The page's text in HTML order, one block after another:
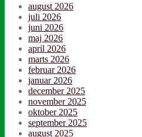
august 2026
juli 2026
juni 2026
maj 2026
april 2026
marts 2026
februar 2026
januar 2026
december 2025
november 2025
oktober 2025
september 2025
august 2025